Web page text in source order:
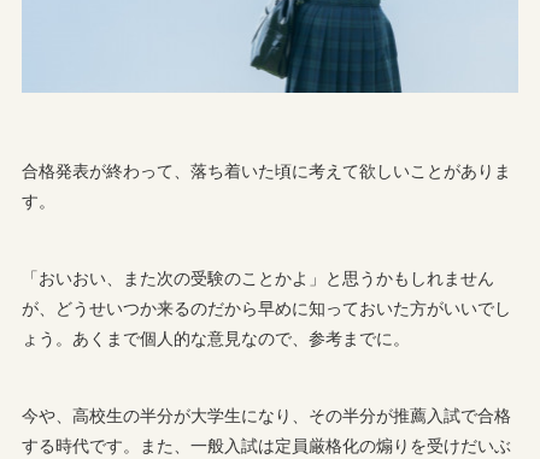
合格発表が終わって、落ち着いた頃に考えて欲しいことがありま
す。
「おいおい、また次の受験のことかよ」と思うかもしれません
が、どうせいつか来るのだから早めに知っておいた方がいいでし
ょう。あくまで個人的な意見なので、参考までに。
今や、高校生の半分が大学生になり、その半分が推薦入試で合格
する時代です。また、一般入試は定員厳格化の煽りを受けだいぶ